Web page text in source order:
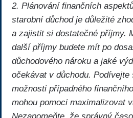
2. Plánování finančních
starobní důchod je důležité
a zajistit si dostatečné příjmy.
další příjmy budete mít po
důchodového nároku a jaké
očekávat v důchodu. Podívejte
možnosti případného
mohou pomoci maximalizovat
Nezapomeňte, že správný